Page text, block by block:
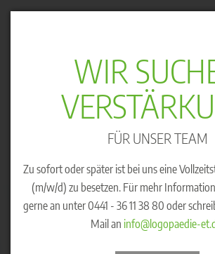
Kinder die auffällig spät anfangen zu sprechen
Verordnung für Logopädie erhalten Sie von
Arzt oder Hausarzt.WIR
FÜR UNSER TEAM
Zu sofort oder später ist bei uns eine
(m/w/d) zu besetzen. Für mehr
gerne an unter 0441 - 36 11 38 80 oder
Mail an info@logopaedie-